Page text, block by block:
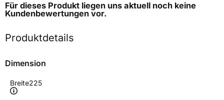
Für dieses Produkt liegen uns aktuell noch keine
Kundenbewertungen vor.
Produktdetails
Dimension
Breite225